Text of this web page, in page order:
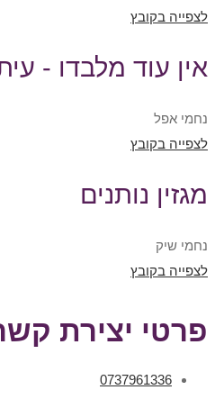
לצפייה בקובץ
אין עוד מלבדו -
נחמי אפל
לצפייה בקובץ
מגזין נותנים
נחמי שיק
לצפייה בקובץ
פרטי יצירת
0737961336